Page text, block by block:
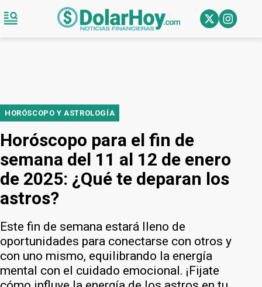
HORÓSCOPO Y ASTROLOGÍA
Horóscopo para el fin de
semana del 11 al 12 de enero
de 2025: ¿Qué te deparan los
astros?
Este fin de semana estará lleno de
oportunidades para conectarse con otros y
con uno mismo, equilibrando la energía
mental con el cuidado emocional. ¡Fijate